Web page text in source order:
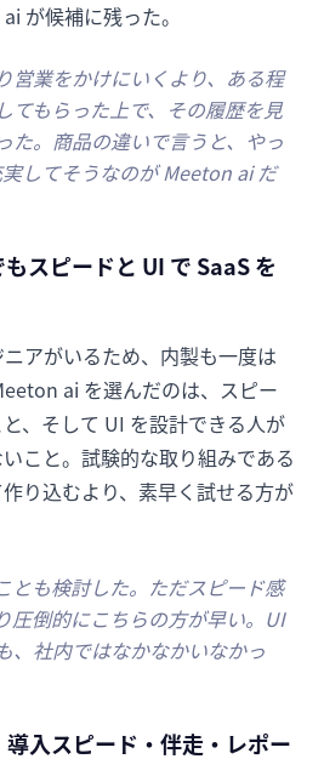
が候補に残った。
営業をかけにいくより、ある程
てもらった上で、その履歴を見
た。商品の違いで言うと、やっ
してそうなのが Meeton ai だ
スピードと UI で SaaS を
アがいるため、内製も一度は
ai を選んだのは、スピー
、そして UI を設計できる人が
こと。試験的な取り組みである
り込むより、素早く試せる方が
とも検討した。ただスピード感
圧倒的にこちらの方が早い。UI
、社内ではなかなかいなかっ
入スピード・伴走・レポー